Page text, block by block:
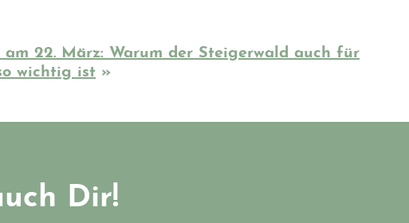
am 22. März: Warum der Steigerwald auch für
wichtig ist »
Dir!